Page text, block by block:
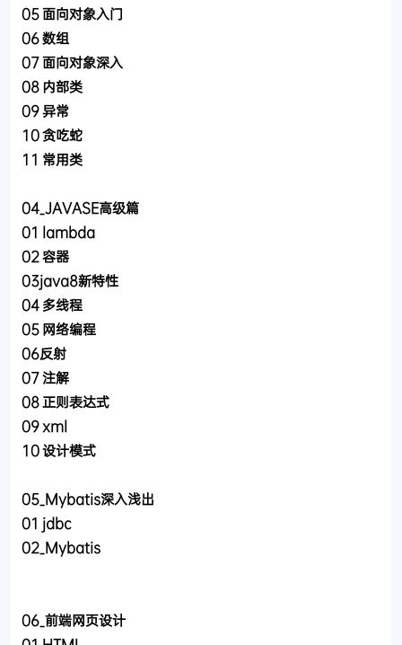
05 面向对象入门
06 数组
07 面向对象深入
08 内部类
09 异常
10 贪吃蛇
11 常用类
04_JAVASE高级篇
01 lambda
02 容器
03java8新特性
04 多线程
05 网络编程
06反射
07 注解
08 正则表达式
09 xml
10 设计模式
05_Mybatis深入浅出
01 jdbc
02_Mybatis
06_前端网页设计